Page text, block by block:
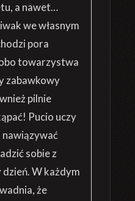
a nawet…
we własnym
pora
towarzystwa
zabawkowy
pilnie
Pucio uczy
nawiązywać
sobie z
W każdym
że